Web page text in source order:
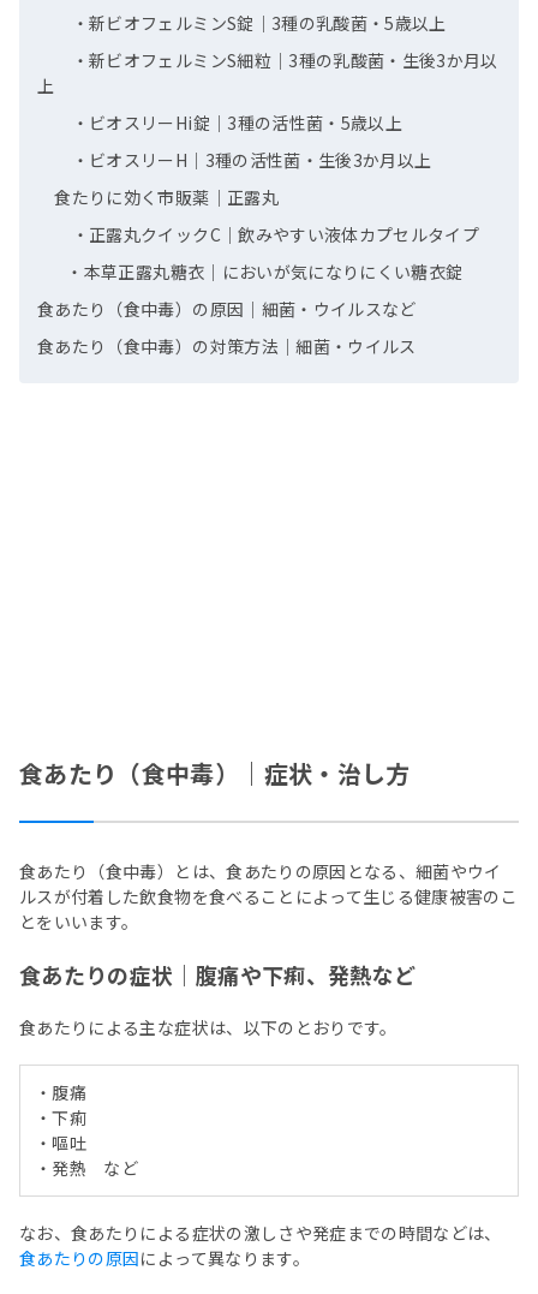
・新ビオフェルミンS錠｜3種の乳酸菌・5歳以上
・新ビオフェルミンS細粒｜3種の乳酸菌・生後3か月以
上
・ビオスリーHi錠｜3種の活性菌・5歳以上
・ビオスリーH｜3種の活性菌・生後3か月以上
食たりに効く市販薬｜正露丸
・正露丸クイックC｜飲みやすい液体カプセルタイプ
・本草正露丸糖衣｜においが気になりにくい糖衣錠
食あたり（食中毒）の原因｜細菌・ウイルスなど
食あたり（食中毒）の対策方法｜細菌・ウイルス
食あたり（食中毒）｜症状・治し方
食あたり（食中毒）とは、食あたりの原因となる、細菌やウイ
ルスが付着した飲食物を食べることによって生じる健康被害のこ
とをいいます。
食あたりの症状｜腹痛や下痢、発熱など
食あたりによる主な症状は、以下のとおりです。
・腹痛
・下痢
・嘔吐
・発熱 など
なお、食あたりによる症状の激しさや発症までの時間などは、
食あたりの原因によって異なります。